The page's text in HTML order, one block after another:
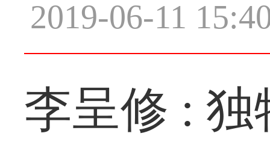
2019-06-11
李呈修 :